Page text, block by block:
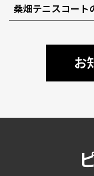
桑畑テニスコート
お